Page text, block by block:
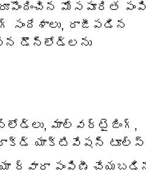
మోసపూరిత
సందేశాలు, రాజీపడిన
డౌన్‌లోడ్‌లను
మాల్వర్టైజింగ్,
యాక్టివేషన్ టూల్స్
ద్వారా పంపిణీ